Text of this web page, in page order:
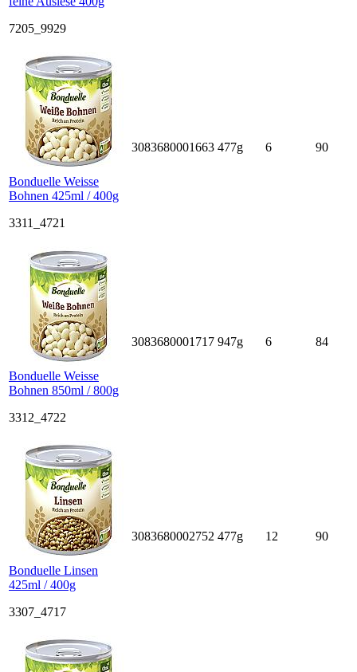
7205_9929
Bonduelle Weisse
Bohnen 425ml / 400g
3311_4721
3083680001663 477g 6 90
Bonduelle Weisse
Bohnen 850ml / 800g
3312_4722
3083680001717 947g 6 84
Bonduelle Linsen
425ml / 400g
3307_4717
3083680002752 477g 12 90